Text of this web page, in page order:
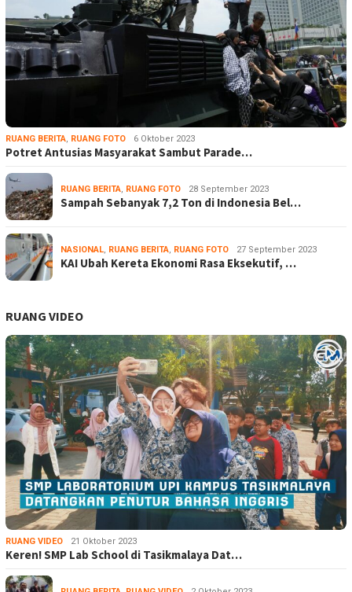
RUANG BERITA, RUANG FOTO 6 Oktober 2023
Potret Antusias Masyarakat Sambut Parade…
RUANG BERITA, RUANG FOTO 28 September 2023
Sampah Sebanyak 7,2 Ton di Indonesia Bel…
NASIONAL, RUANG BERITA, RUANG FOTO 27 September 2023
KAI Ubah Kereta Ekonomi Rasa Eksekutif, …
RUANG VIDEO
RUANG VIDEO 21 Oktober 2023
Keren! SMP Lab School di Tasikmalaya Dat…